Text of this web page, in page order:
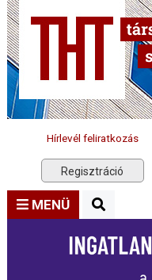
Hírlevél feliratkozás
Regisztráció
MENÜ